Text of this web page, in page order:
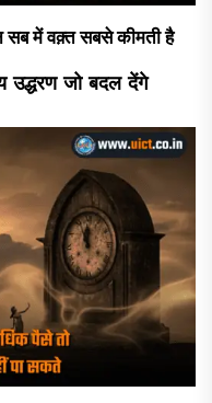
सब में वक़्त सबसे कीमती है
उद्धरण जो बदल देंगे